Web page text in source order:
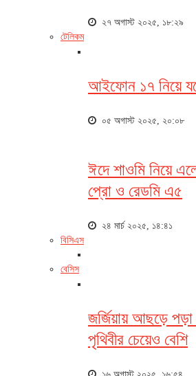
২৭ অগাস্ট ২০২৫, ১৮:২৯
টেলিকম
আইফোন ১৭ নিয়ে
০৫ অগাস্ট ২০২৫, ২০:০৮
ঈদে শাওমি নিয়ে
প্রো ও রেডমি এ৫
২৪ মার্চ ২০২৫, ১৪:৪১
বিসিএস
বেসিস
জর্জিয়ায় আছড়ে
পৃথিবীর চেয়েও বেশি